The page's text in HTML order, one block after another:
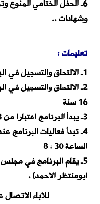
6ـالحفل الختامي المنوع
وشهادات..
تعليمات:
1ـ الالتحاق والتسجيل في البرنامج من المنيزلة وخارجها
16 سنة
3ـ يبدأ البرنامج اعتبارا من 3/ محرم
الساعة 30 : 8
5ـ يقام البرنامج في
مجلس
ابومنتظر
للاباء